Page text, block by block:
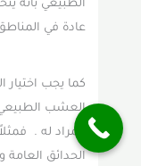
الطبيعي بأنه
عادة في
كما يجب
العشب الطبيعي
المراد له .
الحدائق